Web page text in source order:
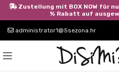
administrator1@5sezona.hr
Zustellung mit BOX NOW für
% Rabatt auf